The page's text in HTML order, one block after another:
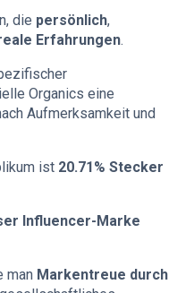
die persönlich,
Erfahrungen.
Organics eine
Aufmerksamkeit und
ist 20.71% Stecker
Influencer-Marke
man Markentreue durch